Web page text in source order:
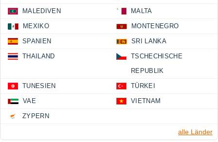
MALEDIVEN MALTA
MEXIKO MONTENEGRO
SPANIEN SRI LANKA
THAILAND
TSCHECHISCHE
REPUBLIK
TUNESIEN TÜRKEI
VAE VIETNAM
ZYPERN
alle Länder